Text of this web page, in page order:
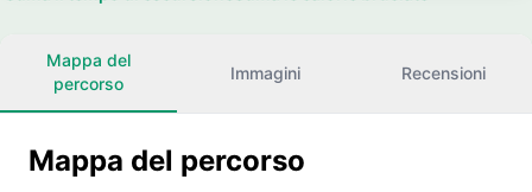
Mappa del
percorso
Immagini Recensioni
Mappa del percorso